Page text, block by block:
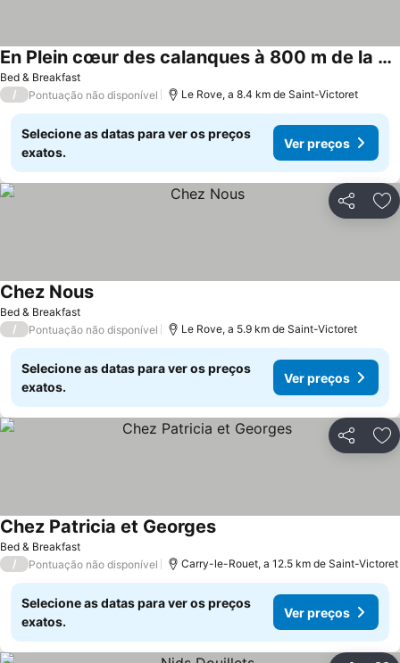
Bed & Breakfast
En Plein cœur des calanques à 800 m de la mer
Ver preços
/ Pontuação não disponível Le Rove, a 8.4 km de Saint-Victoret
Selecione as datas para ver os preços
exatos.
Ver preços
Partilhar
Bed & Breakfast
Chez NousVer preços
/ Pontuação não disponível Le Rove, a 5.9 km de Saint-Victoret
Selecione as datas para ver os preços
exatos.
Ver preços
Partilhar
Bed & Breakfast
Chez Patricia et GeorgesVer preços
/ Pontuação não disponível Carry-le-Rouet, a 12.5 km de Saint-Victoret
Selecione as datas para ver os preços
exatos.
Ver preços